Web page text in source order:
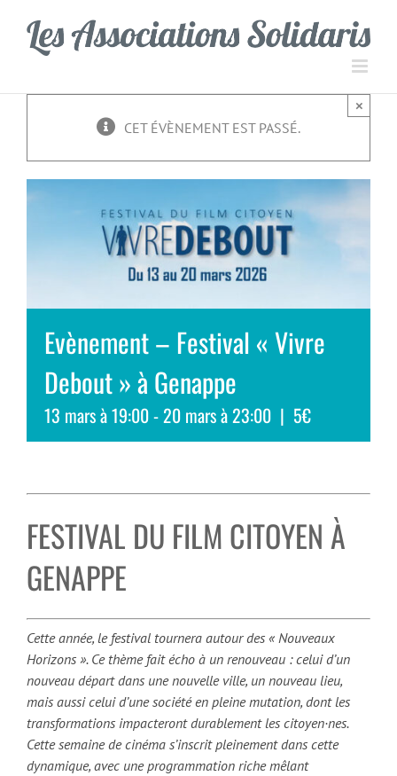
contenu
CET ÉVÈNEMENT EST PASSÉ.
×
Evènement – Festival « Vivre
Debout » à Genappe
13 mars à 19:00-20 mars à 23:00 | 5€
FESTIVAL DU FILM CITOYEN À
GENAPPE
Cette année, le festival tournera autour des « Nouveaux
Horizons ». Ce thème fait écho à un renouveau : celui d’un
nouveau départ dans une nouvelle ville, un nouveau lieu,
mais aussi celui d’une société en pleine mutation, dont les
transformations impacteront durablement les citoyen·nes.
Cette semaine de cinéma s’inscrit pleinement dans cette
dynamique, avec une programmation riche mêlant